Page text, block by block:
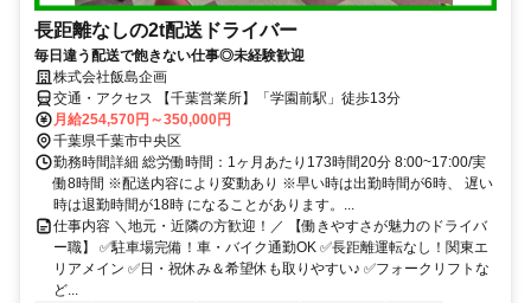
長距離なしの2t配送ドライバー
毎日違う配送で飽きない仕事◎未経験歓迎
株式会社飯島企画
交通・アクセス 【千葉営業所】「学園前駅」徒歩13分
月給254,570円～350,000円
千葉県千葉市中央区
勤務時間詳細 総労働時間：1ヶ月あたり173時間20分 8:00~17:00/実
働8時間 ※配送内容により変動あり ※早い時は出勤時間が6時、 遅い
時は退勤時間が18時 になることがあります。...
仕事内容 ＼地元・近隣の方歓迎！／ 【働きやすさが魅力のドライバ
ー職】 ✅駐車場完備！車・バイク通勤OK ✅長距離運転なし！関東エ
リアメイン ✅日・祝休み＆希望休も取りやすい♪ ✅フォークリフトな
ど...